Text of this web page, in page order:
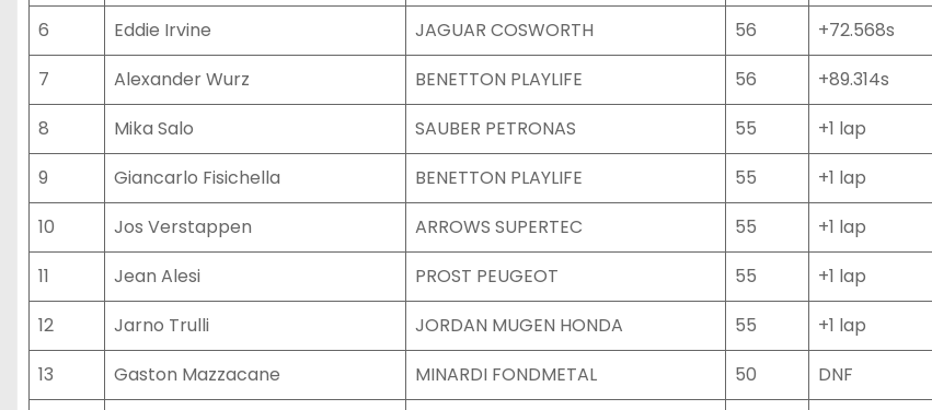
6
Eddie Irvine JAGUAR COSWORTH 56 +72.568s
7
Alexander Wurz BENETTON PLAYLIFE 56 +89.314s
8
Mika Salo SAUBER PETRONAS 55 +1 lap
9
Giancarlo Fisichella BENETTON PLAYLIFE 55 +1 lap
10
Jos Verstappen ARROWS SUPERTEC 55 +1 lap
11
Jean Alesi PROST PEUGEOT 55 +1 lap
12
Jarno Trulli JORDAN MUGEN HONDA 55 +1 lap
13
Gaston Mazzacane MINARDI FONDMETAL 50 DNF